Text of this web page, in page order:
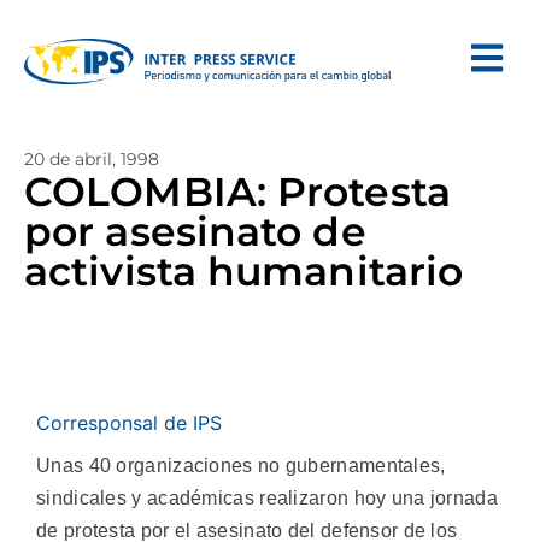
20 de abril, 1998
COLOMBIA: Protesta
por asesinato de
activista humanitario
Corresponsal de IPS
Unas 40 organizaciones no gubernamentales,
sindicales y académicas realizaron hoy una jornada
de protesta por el asesinato del defensor de los